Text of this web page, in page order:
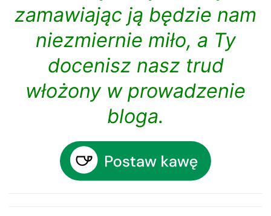
zamawiając ją będzie nam
niezmiernie miło, a Ty
docenisz nasz trud
włożony w prowadzenie
bloga.